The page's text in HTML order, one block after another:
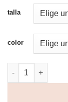
talla
color